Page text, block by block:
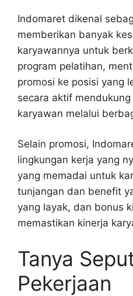
Indomaret dikenal
memberikan banyak
karyawannya untuk
program pelatihan,
promosi ke posisi yang
secara aktif
karyawan melalui
Selain promosi,
lingkungan kerja yang
yang memadai untuk
tunjangan dan benefit
yang layak, dan bonus
memastikan kinerja
Tanya
Pekerjaan